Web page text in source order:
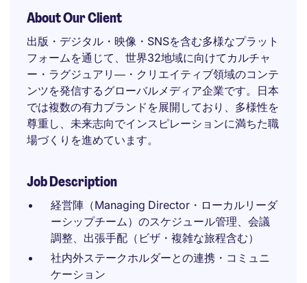
About Our Client
出版・デジタル・映像・SNSを含む多様なプラット
フォームを通じて、世界32地域に向けてカルチャ
ー・ラグジュアリ―・クリエイティブ領域のコンテ
ンツを発信するグローバルメディア企業です。日本
では複数の有力ブランドを展開しており、多様性を
尊重し、未来志向でインスピレーションに満ちた職
場づくりを進めています。
Job Description
経営陣（Managing Director・ローカルリーダ
ーシップチーム）のスケジュール管理、会議
調整、出張手配（ビザ・複雑な旅程含む）
社内外ステークホルダーとの連携・コミュニ
ケーション